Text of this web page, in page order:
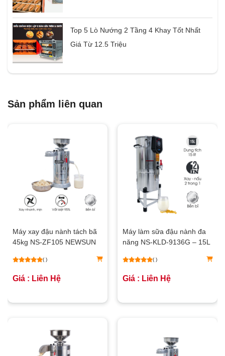
Top 5 Lò Nướng 2 Tầng 4 Khay Tốt Nhất
Giá Từ 12.5 Triệu
Sản phẩm liên quan
Máy xay đậu nành tách bã
45kg NS-ZF105 NEWSUN
( )
Giá : Liên Hệ
Máy làm sữa đậu nành đa
năng NS-KLD-9136G – 15L
( )
Giá : Liên Hệ